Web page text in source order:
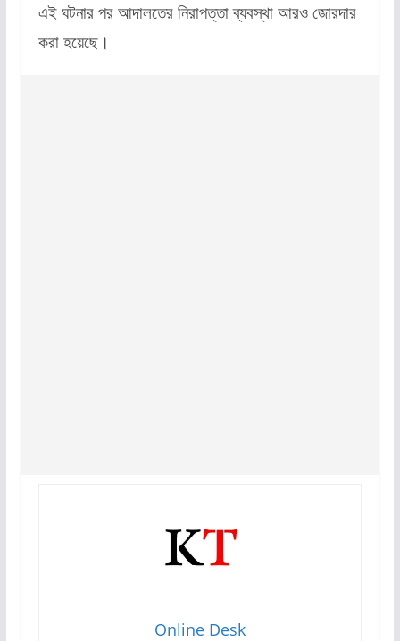
এই ঘটনার পর আদালতের নিরাপত্তা ব্যবস্থা আরও জোরদার
করা হয়েছে।
Online Desk